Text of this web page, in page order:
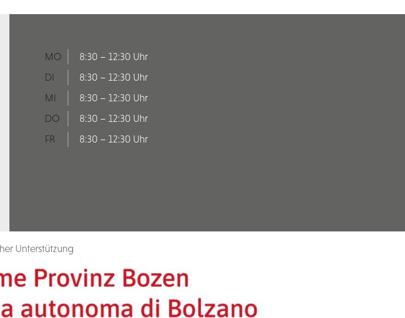
MO
8:30 – 12:30 Uhr
DI
8:30 – 12:30 Uhr
MI
8:30 – 12:30 Uhr
DO
8:30 – 12:30 Uhr
FR
8:30 – 12:30 Uhr
Unterstützung